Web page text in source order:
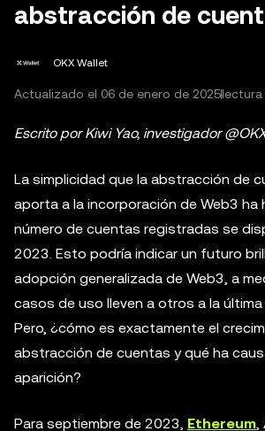
abstracción de
OKX Wallet
Actualizado el 06 de enero de 2025lectura
Escrito por Kiwi Yao, investigador
La simplicidad que la abstracción de
aporta a la incorporación de Web3 ha
número de cuentas registradas se
2023. Esto podría indicar un futuro
adopción generalizada de Web3, a
casos de uso lleven a otros a la última
Pero, ¿cómo es exactamente el
abstracción de cuentas y qué ha
aparición?
Para septiembre de 2023, Ethereum,